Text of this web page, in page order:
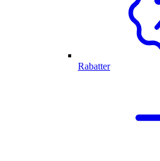
Rabatter